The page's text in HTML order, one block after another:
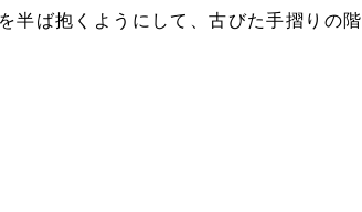
半ば抱くようにして、古びた手摺りの階